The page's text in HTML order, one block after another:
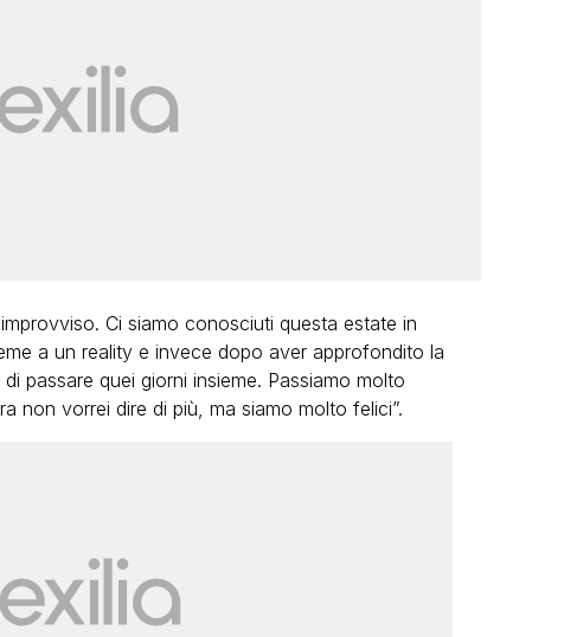
Ci siamo conosciuti questa estate in
a un reality e invece dopo aver approfondito la
passare quei giorni insieme. Passiamo molto
non vorrei dire di più, ma siamo molto felici”.